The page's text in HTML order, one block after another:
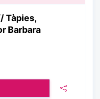
Tàpies,
Barbara